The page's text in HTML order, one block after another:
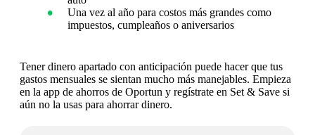
Una vez al año para costos más grandes como
impuestos, cumpleaños o aniversarios
Tener dinero apartado con anticipación puede hacer que tus
gastos mensuales se sientan mucho más manejables. Empieza
en la app de ahorros de Oportun y regístrate en Set & Save si
aún no la usas para ahorrar dinero.